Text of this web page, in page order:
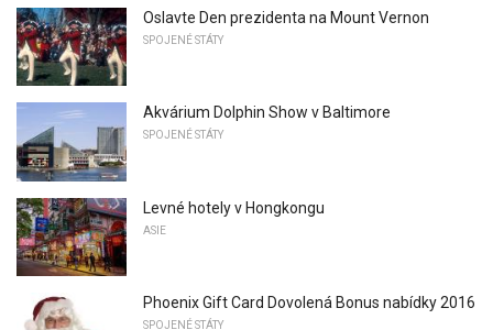
Oslavte Den prezidenta na Mount Vernon
SPOJENÉ STÁTY
Akvárium Dolphin Show v Baltimore
SPOJENÉ STÁTY
Levné hotely v Hongkongu
ASIE
Phoenix Gift Card Dovolená Bonus nabídky 2016
SPOJENÉ STÁTY